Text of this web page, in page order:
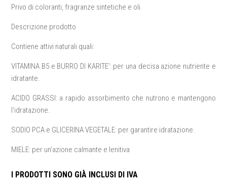
Privo di coloranti, fragranze sintetiche e oli.
Descrizione prodotto
Contiene attivi naturali quali:
VITAMINA B5 e BURRO DI KARITE’: per una decisa azione nutriente e
idratante.
ACIDO GRASSI: a rapido assorbimento che nutrono e mantengono
l’idratazione.
SODIO PCA e GLICERINA VEGETALE: per garantire idratazione.
MIELE: per un’azione calmante e lenitiva
I PRODOTTI SONO GIÀ INCLUSI DI IVA